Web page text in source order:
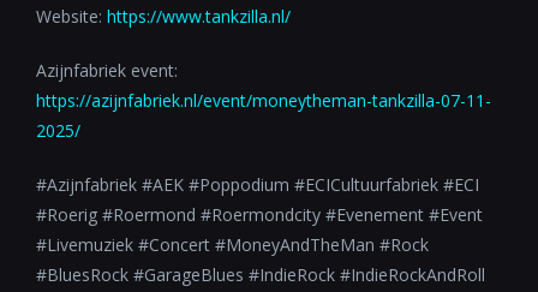
Website: https://www.tankzilla.nl/
Azijnfabriek event:
https://azijnfabriek.nl/event/moneytheman-tankzilla-07-11-
2025/
#Azijnfabriek #AEK #Poppodium #ECICultuurfabriek #ECI
#Roerig #Roermond #Roermondcity #Evenement #Event
#Livemuziek #Concert #MoneyAndTheMan #Rock
#BluesRock #GarageBlues #IndieRock #IndieRockAndRoll